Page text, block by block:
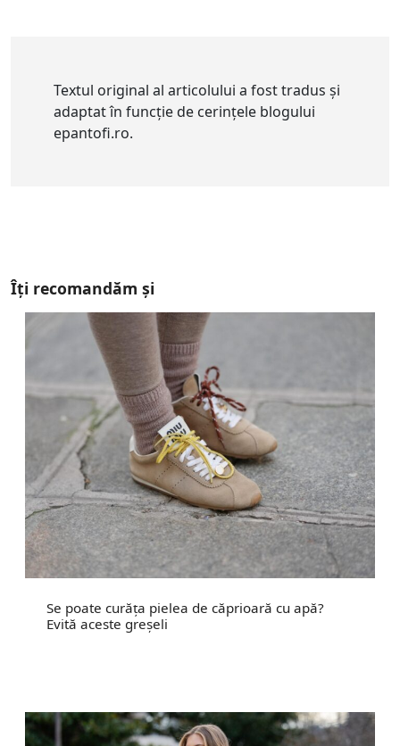
Textul original al articolului a fost tradus și
adaptat în funcție de cerințele blogului
epantofi.ro.
Îți recomandăm și
Se poate curăța pielea de căprioară cu apă?
Evită aceste greșeli